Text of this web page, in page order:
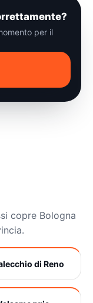
per il
copre Bologna
di Reno